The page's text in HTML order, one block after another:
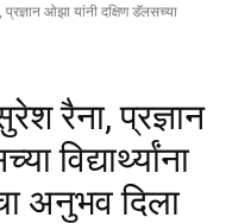
ओझा यांनी दक्षिण डॅलसच्या
रैना, प्रज्ञान
विद्यार्थ्यांना
अनुभव दिला